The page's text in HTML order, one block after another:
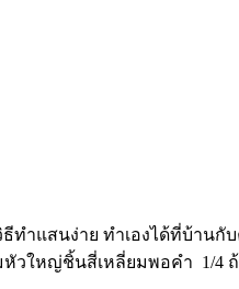
ทำแสนง่าย ทำเองได้ที่บ้านกั
ใหญ่ชิ้นสี่เหลี่ยมพอคำ 1/4 ถ้